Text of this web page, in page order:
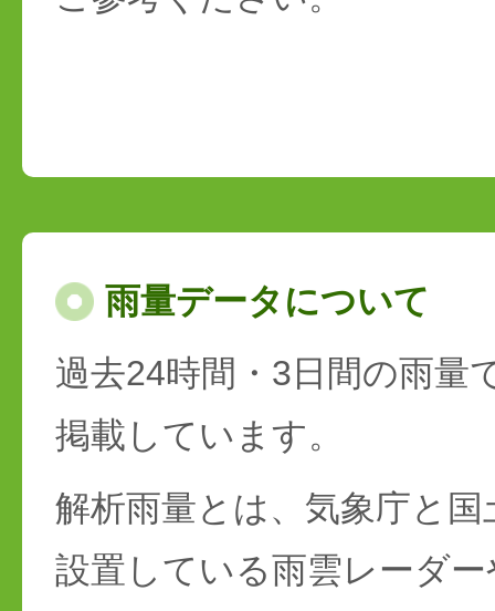
雨量データについて
過去24時間・3日間の雨量
掲載しています。
解析雨量とは、気象庁と
設置している雨雲レーダ